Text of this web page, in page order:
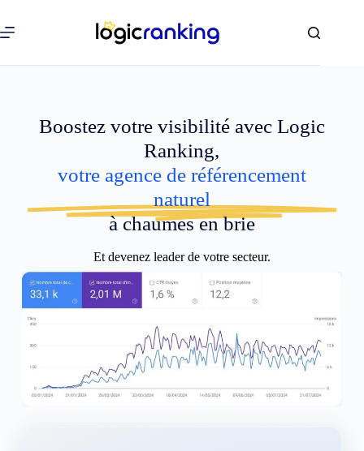
Boostez votre visibilité avec Logic
Ranking,
votre agence de référencement
naturel
à chaumes en brie
Et devenez leader de votre secteur.